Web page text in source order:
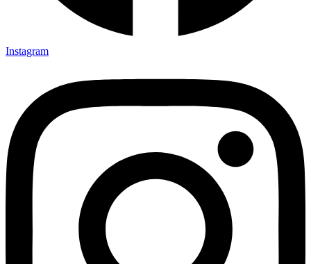
Instagram